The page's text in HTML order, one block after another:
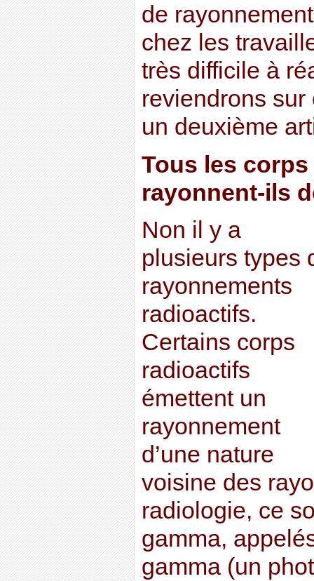
de
chez les
très difficile à
reviendrons
un deuxième
Tous les
rayonnent-ils
Non il y a
plusieurs types
rayonnements
radioactifs.
Certains corps
radioactifs
émettent un
rayonnement
d’une nature
voisine des
radiologie, ce
gamma,
gamma (un